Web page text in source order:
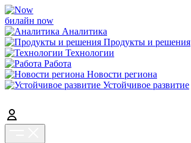
билайн now
Аналитика
Продукты и решения
Технологии
Работа
Новости региона
Устойчивое развитие